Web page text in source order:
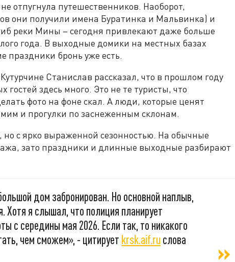
отпугнула путешественников. Наоборот,
они получили имена Буратинка и Мальвинка) и
реки Мины – сегодня привлекают даже больше
года. В выходные домики на местных базах
праздники бронь уже есть.
Станислав рассказал, что в прошлом году
здесь много. Это не те туристы, что
фото на фоне скал. А люди, которые ценят
и прогулки по заснеженным склонам.
но с ярко выраженной сезонностью. На обычные
зато праздники и длинные выходные разбирают
дом забронирован. Но основной наплыв,
Хотя я слышал, что полиция планирует
с середины мая 2026. Если так, то никакого
чем сможем», - цитирует krsk.aif.ru слова